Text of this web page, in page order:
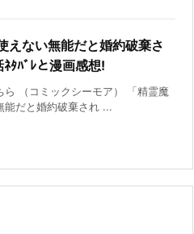
えない無能だと婚約破棄さ
ﾀﾊﾞﾚと漫画感想!
ら （コミックシーモア） 「精霊魔
能だと婚約破棄され ...